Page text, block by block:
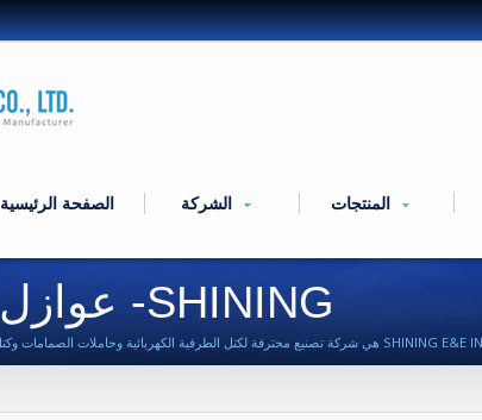
الصفحة الرئيسية الشركة
SHINING- عوازل الجهد المنخفض